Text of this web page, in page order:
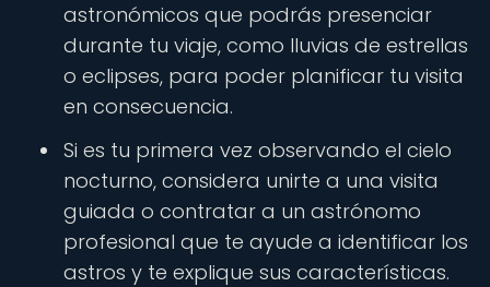
astronómicos que podrás presenciar
durante tu viaje, como lluvias de estrellas
o eclipses, para poder planificar tu visita
en consecuencia.
Si es tu primera vez observando el cielo
nocturno, considera unirte a una visita
guiada o contratar a un astrónomo
profesional que te ayude a identificar los
astros y te explique sus características.